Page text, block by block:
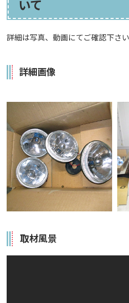
いて
詳細は写真、動画にてご確認下さい
詳細画像
取材風景